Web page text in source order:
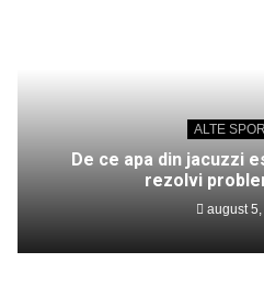
ALTE
De ce apa din jacuzzi
rezolvi
august